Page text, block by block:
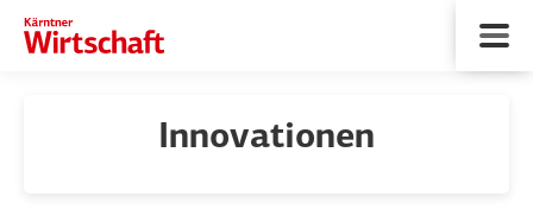
Innovationen